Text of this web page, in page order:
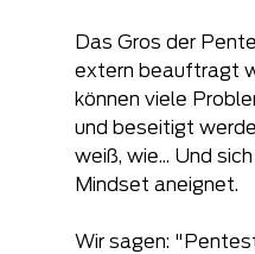
Das Gros der
extern beauftragt
können viele
und beseitigt
weiß, wie... Und
Mindset aneignet.
Wir sagen: